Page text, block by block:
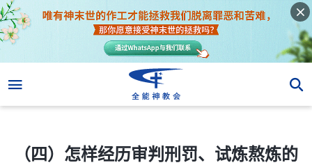
（四）怎样经历审判刑罚、试炼熬炼的话语
（四）怎样经历审判刑罚、试炼熬炼的